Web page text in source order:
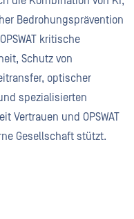
Bedrohungsprävention
kritische
Schutz von
optischer
spezialisierten
Vertrauen und OPSWAT
Gesellschaft stützt.